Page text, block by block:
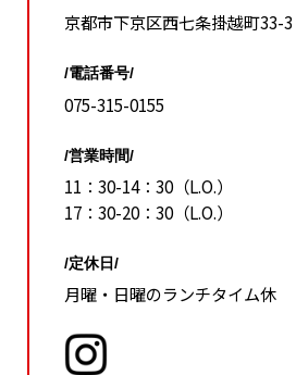
京都市下京区西七条掛越町33-3
/電話番号/
075-315-0155
/営業時間/
11：30-14：30（L.O.）
17：30-20：30（L.O.）
/定休日/
月曜・日曜のランチタイム休